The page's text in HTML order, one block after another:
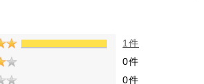
1件
0件
0件